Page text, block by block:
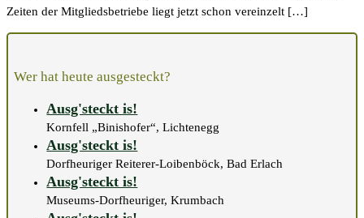
Zeiten der Mitgliedsbetriebe liegt jetzt schon vereinzelt […]
Wer hat heute ausgesteckt?
Ausg'steckt is!
Kornfell „Binishofer“, Lichtenegg
Ausg'steckt is!
Dorfheuriger Reiterer-Loibenböck, Bad Erlach
Ausg'steckt is!
Museums-Dorfheuriger, Krumbach